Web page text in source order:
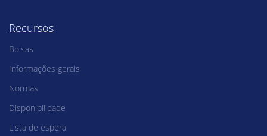
Recursos
Bolsas
Informações gerais
Normas
Disponibilidade
Lista de espera